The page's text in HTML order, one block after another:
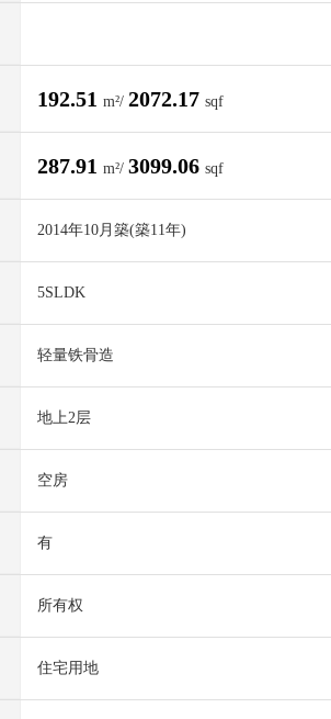
192.51 m²/ 2072.17 sqf
287.91 m²/ 3099.06 sqf
2014年10月築(築11年)
5SLDK
轻量铁骨造
地上2层
空房
有
所有权
住宅用地